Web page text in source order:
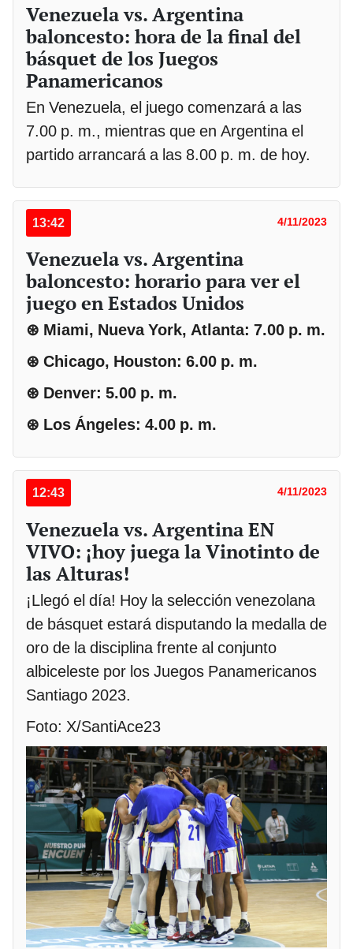
Venezuela vs. Argentina
baloncesto: hora de la final del
básquet de los Juegos
Panamericanos
En Venezuela, el juego comenzará a las
7.00 p. m., mientras que en Argentina el
partido arrancará a las 8.00 p. m. de hoy.
13:42 4/11/2023
Venezuela vs. Argentina
baloncesto: horario para ver el
juego en Estados Unidos
⊛ Miami, Nueva York, Atlanta: 7.00 p. m.
⊛ Chicago, Houston: 6.00 p. m.
⊛ Denver: 5.00 p. m.
⊛ Los Ángeles: 4.00 p. m.
12:43 4/11/2023
Venezuela vs. Argentina EN
VIVO: ¡hoy juega la Vinotinto de
las Alturas!
¡Llegó el día! Hoy la selección venezolana
de básquet estará disputando la medalla de
oro de la disciplina frente al conjunto
albiceleste por los Juegos Panamericanos
Santiago 2023.
Foto: X/SantiAce23